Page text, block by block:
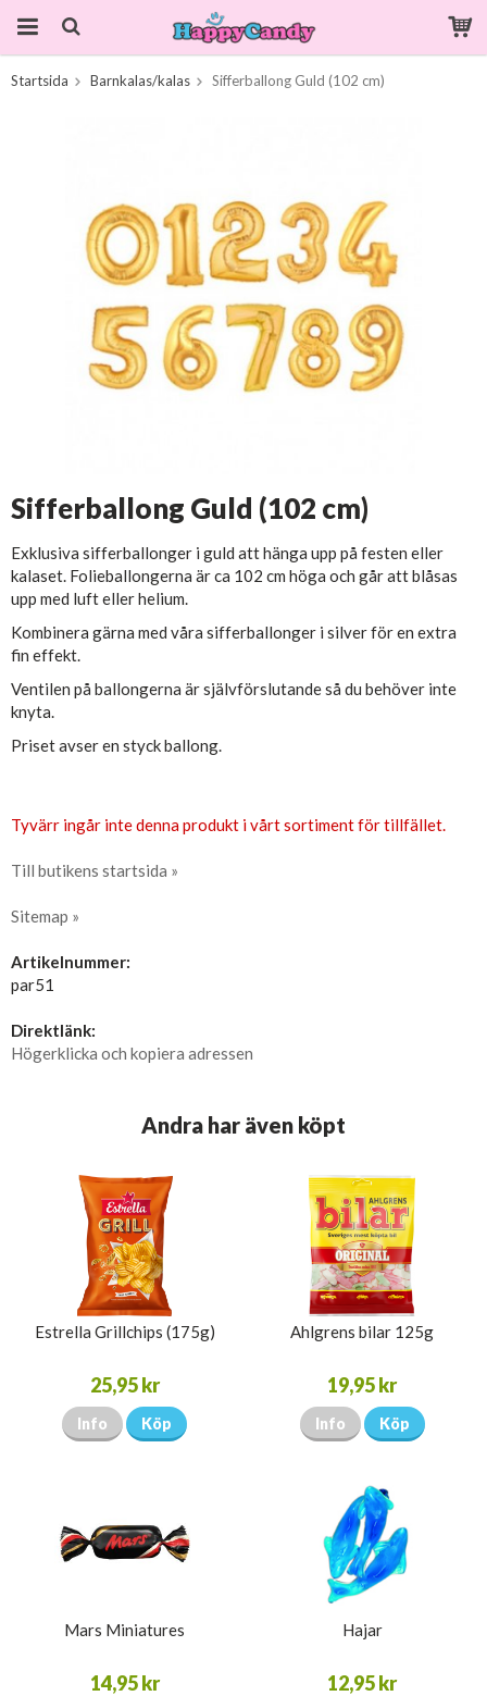
Startsida Barnkalas/kalas Sifferballong Guld (102 cm)
Sifferballong Guld (102 cm)
Exklusiva sifferballonger i guld att hänga upp på festen eller
kalaset. Folieballongerna är ca 102 cm höga och går att blåsas
upp med luft eller helium.
Kombinera gärna med våra sifferballonger i silver för en extra
fin effekt.
Ventilen på ballongerna är självförslutande så du behöver inte
knyta.
Priset avser en styck ballong.
Tyvärr ingår inte denna produkt i vårt sortiment för tillfället.
Till butikens startsida »
Sitemap »
Artikelnummer:
par51
Direktlänk:
Högerklicka och kopiera adressen
Andra har även köpt
Estrella Grillchips (175g)
25,95 kr
Info Köp
Ahlgrens bilar 125g
19,95 kr
Info Köp
Mars Miniatures
14,95 kr
Hajar
12,95 kr